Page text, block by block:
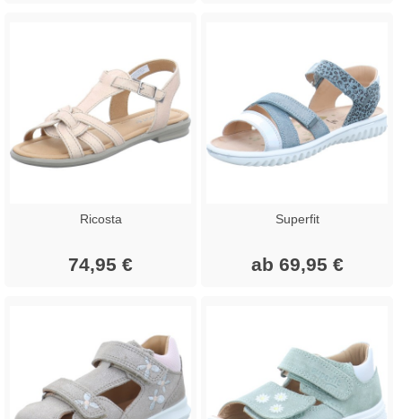
Ricosta
74,95 €
Superfit
ab 69,95 €